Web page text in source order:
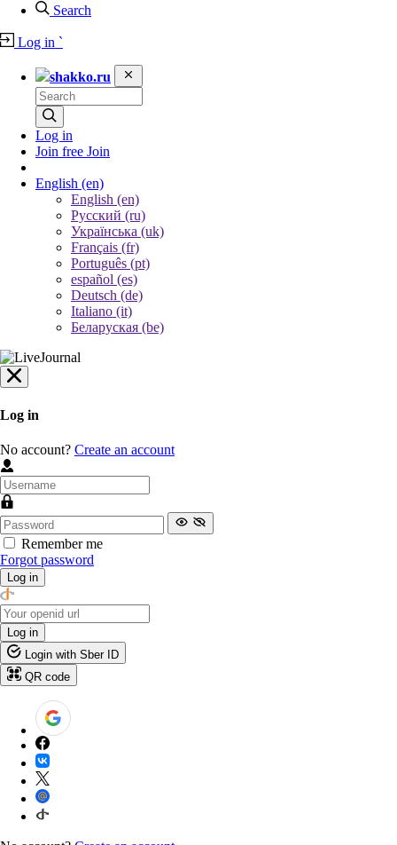
Search
Log in `
shakko.ru
Log in
Join free Join
English (en)
English (en)
Русский (ru)
Українська (uk)
Français (fr)
Português (pt)
español (es)
Deutsch (de)
Italiano (it)
Беларуская (be)
Log in
No account? Create an account
Remember me
Forgot password
Log in
Log in
Login with Sber ID
QR code